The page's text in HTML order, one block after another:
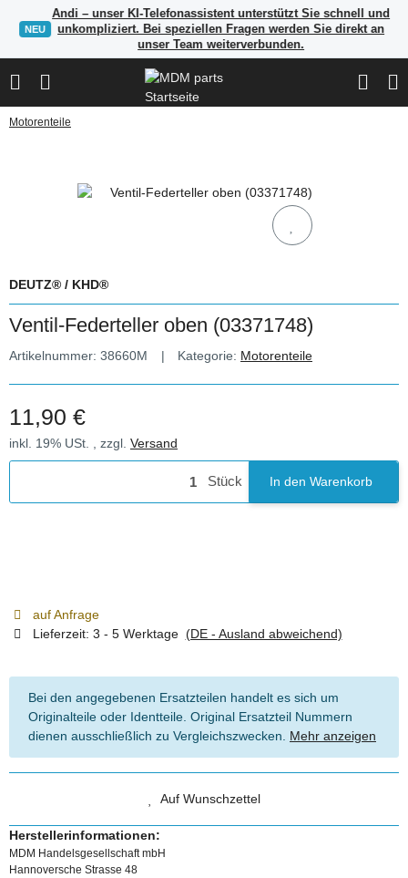
NEU
Andi – unser KI-Telefonassistent unterstützt Sie schnell und
unkompliziert. Bei speziellen Fragen werden Sie direkt an
unser Team weiterverbunden.
Motorenteile
DEUTZ® / KHD®
Ventil-Federteller oben (03371748)
Artikelnummer: 38660M Kategorie: Motorenteile
11,90 €
inkl. 19% USt. , zzgl. Versand
Stück In den Warenkorb
auf Anfrage
Lieferzeit: 3 - 5 Werktage (DE - Ausland abweichend)
Bei den angegebenen Ersatzteilen handelt es sich um
Originalteile oder Identteile. Original Ersatzteil Nummern
dienen ausschließlich zu Vergleichszwecken. Mehr anzeigen
Auf Wunschzettel
Herstellerinformationen:
MDM Handelsgesellschaft mbH
Hannoversche Strasse 48